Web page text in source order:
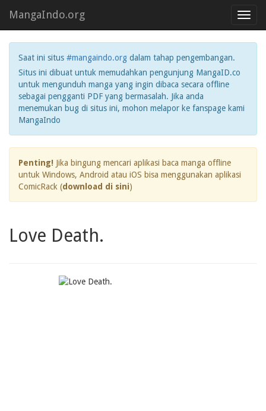
MangaIndo.org
Saat ini situs #mangaindo.org dalam tahap pengembangan.
Situs ini dibuat untuk memudahkan pengunjung MangaID.co
untuk mengunduh manga yang ingin dibaca secara offline
sebagai pengganti PDF yang bermasalah. Jika anda
menemukan bug di situs ini, mohon melapor ke fanspage kami
MangaIndo
Penting! Jika bingung mencari aplikasi baca manga offline
untuk Windows, Android atau iOS bisa menggunakan aplikasi
ComicRack (download di sini)
Love Death.